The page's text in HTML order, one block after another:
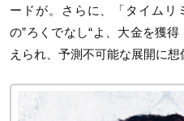
ードが。さらに、「タイムリ
の”ろくでなし“よ、大金を獲
えられ、予測不可能な展開に想